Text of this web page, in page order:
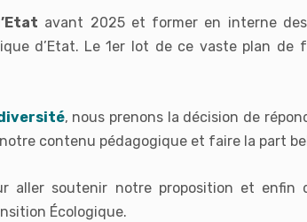
avant 2025 et former en interne
d’Etat. Le 1er lot de ce vaste plan de
, nous prenons la décision de
contenu pédagogique et faire la part
aller soutenir notre proposition et enfin
Écologique.